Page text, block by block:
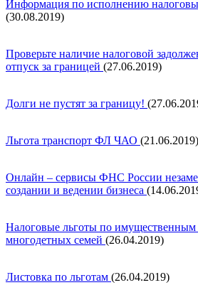
Информация по исполнению
(30.08.2019)
Проверьте наличие налоговой
отпуск за границей (27.06.2019)
Долги не пустят за границу!
Льгота транспорт ФЛ ЧАО (21.06.2019)
Онлайн – сервисы ФНС России
создании и ведении бизнеса
Налоговые льготы по имущественным
многодетных семей (26.04.2019)
Листовка по льготам (26.04.2019)